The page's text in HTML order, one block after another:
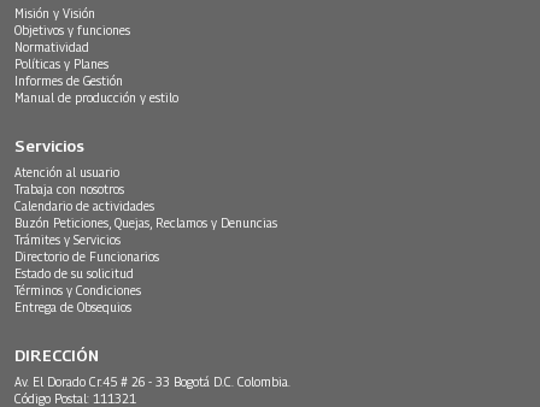
Misión y Visión
Objetivos y funciones
Normatividad
Políticas y Planes
Informes de Gestión
Manual de producción y estilo
Servicios
Atención al usuario
Trabaja con nosotros
Calendario de actividades
Buzón Peticiones, Quejas, Reclamos y Denuncias
Trámites y Servicios
Directorio de Funcionarios
Estado de su solicitud
Términos y Condiciones
Entrega de Obsequios
DIRECCIÓN
Av. El Dorado Cr.45 # 26 - 33 Bogotá D.C. Colombia.
Código Postal: 111321